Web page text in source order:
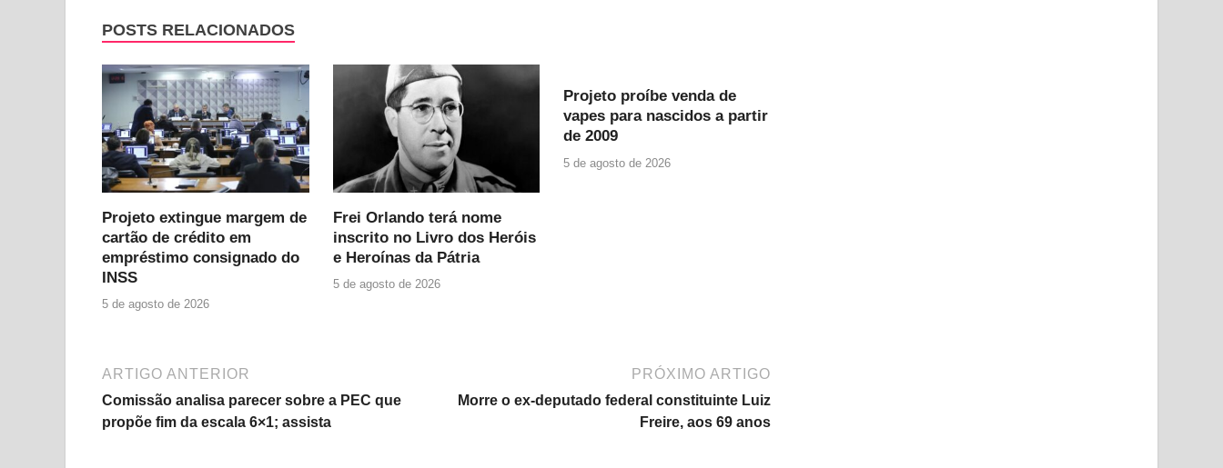
POSTS RELACIONADOS
Projeto extingue margem de
cartão de crédito em
empréstimo consignado do
INSS
5 de agosto de 2026
Frei Orlando terá nome
inscrito no Livro dos Heróis
e Heroínas da Pátria
5 de agosto de 2026
Projeto proíbe venda de
vapes para nascidos a partir
de 2009
5 de agosto de 2026
ARTIGO ANTERIOR
Comissão analisa parecer sobre a PEC que
propõe fim da escala 6×1; assista
PRÓXIMO ARTIGO
Morre o ex-deputado federal constituinte Luiz
Freire, aos 69 anos